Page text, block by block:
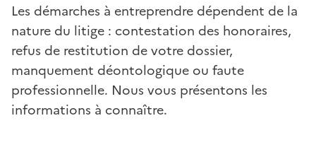
Les démarches à entreprendre dépendent de la
nature du litige : contestation des honoraires,
refus de restitution de votre dossier,
manquement déontologique ou faute
professionnelle. Nous vous présentons les
informations à connaître.